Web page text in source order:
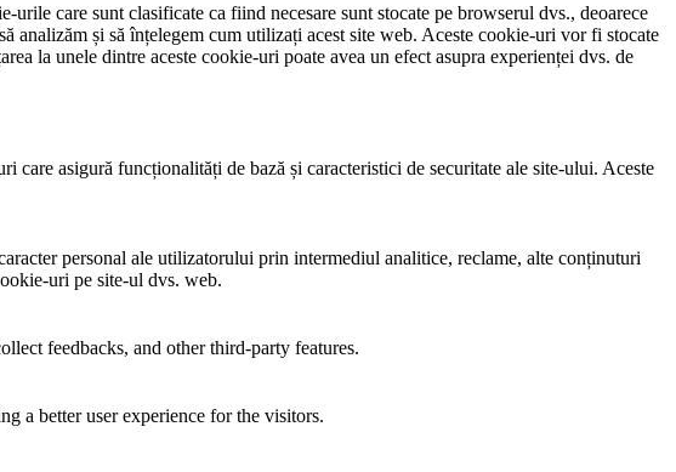
care sunt clasificate ca fiind necesare sunt stocate pe browserul dvs., deoarece
analizăm și să înțelegem cum utilizați acest site web. Aceste cookie-uri vor fi stocate
la unele dintre aceste cookie-uri poate avea un efect asupra experienței dvs. de
care asigură funcționalități de bază și caracteristici de securitate ale site-ului. Aceste
personal ale utilizatorului prin intermediul analitice, reclame, alte conținuturi
uri pe site-ul dvs. web.
feedbacks, and other third-party features.
a better user experience for the visitors.